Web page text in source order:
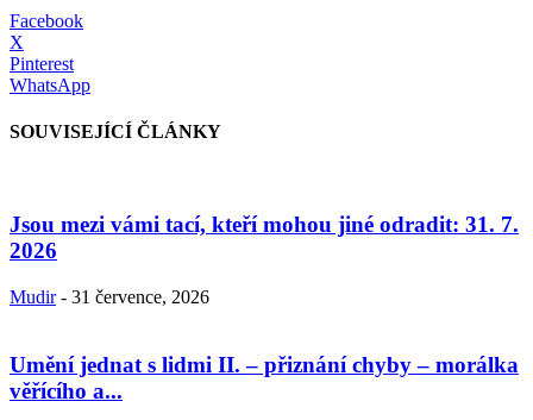
Facebook
X
Pinterest
WhatsApp
SOUVISEJÍCÍ ČLÁNKY
Jsou mezi vámi tací, kteří mohou jiné odradit: 31. 7.
2026
Mudir - 31 července, 2026
Umění jednat s lidmi II. – přiznání chyby – morálka
věřícího a...